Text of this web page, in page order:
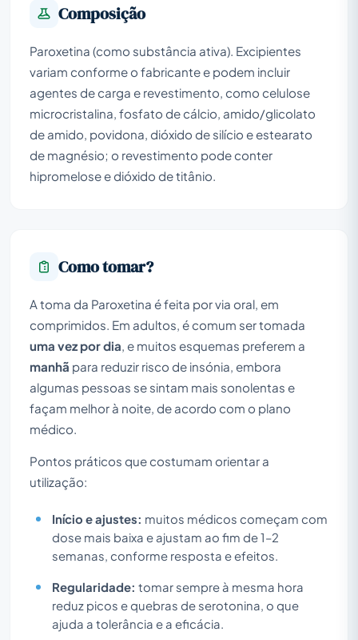
Composição
Paroxetina (como substância ativa). Excipientes
variam conforme o fabricante e podem incluir
agentes de carga e revestimento, como celulose
microcristalina, fosfato de cálcio, amido/glicolato
de amido, povidona, dióxido de silício e estearato
de magnésio; o revestimento pode conter
hipromelose e dióxido de titânio.
Como tomar?
A toma da Paroxetina é feita por via oral, em
comprimidos. Em adultos, é comum ser tomada
uma vez por dia , e muitos esquemas preferem a
manhã para reduzir risco de insónia, embora
algumas pessoas se sintam mais sonolentas e
façam melhor à noite, de acordo com o plano
médico.
Pontos práticos que costumam orientar a
utilização:
Início e ajustes: muitos médicos começam com
dose mais baixa e ajustam ao fim de 1–2
semanas, conforme resposta e efeitos.
Regularidade: tomar sempre à mesma hora
reduz picos e quebras de serotonina, o que
ajuda a tolerância e a eficácia.